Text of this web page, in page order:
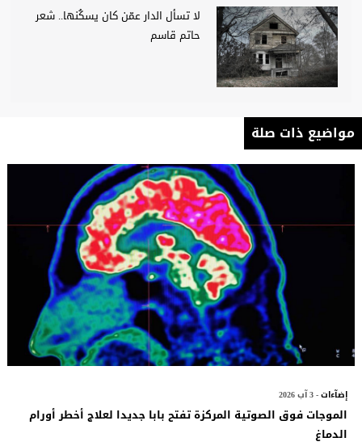
لا تسأل الدار عمّن كان يسكُنها.. شعر
حاتم قاسم
مواضيع ذات صلة
إضآءات- 3 آب 2026
الموجات فوق الصوتية المركزة تفتح بابا جديدا لعلاج أخطر أورام
الدماغ